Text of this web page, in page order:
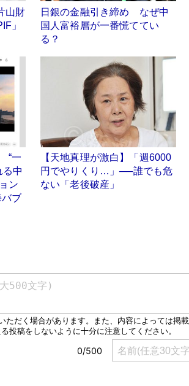
山財
」
日銀の金融引き締め なぜ中
国人富裕層が一番慌ててい
る？
“一
る中
ン
バブ
【天地真理が激白】「週6000
円でやりくり…」──誰でも危
ない「老後破産」